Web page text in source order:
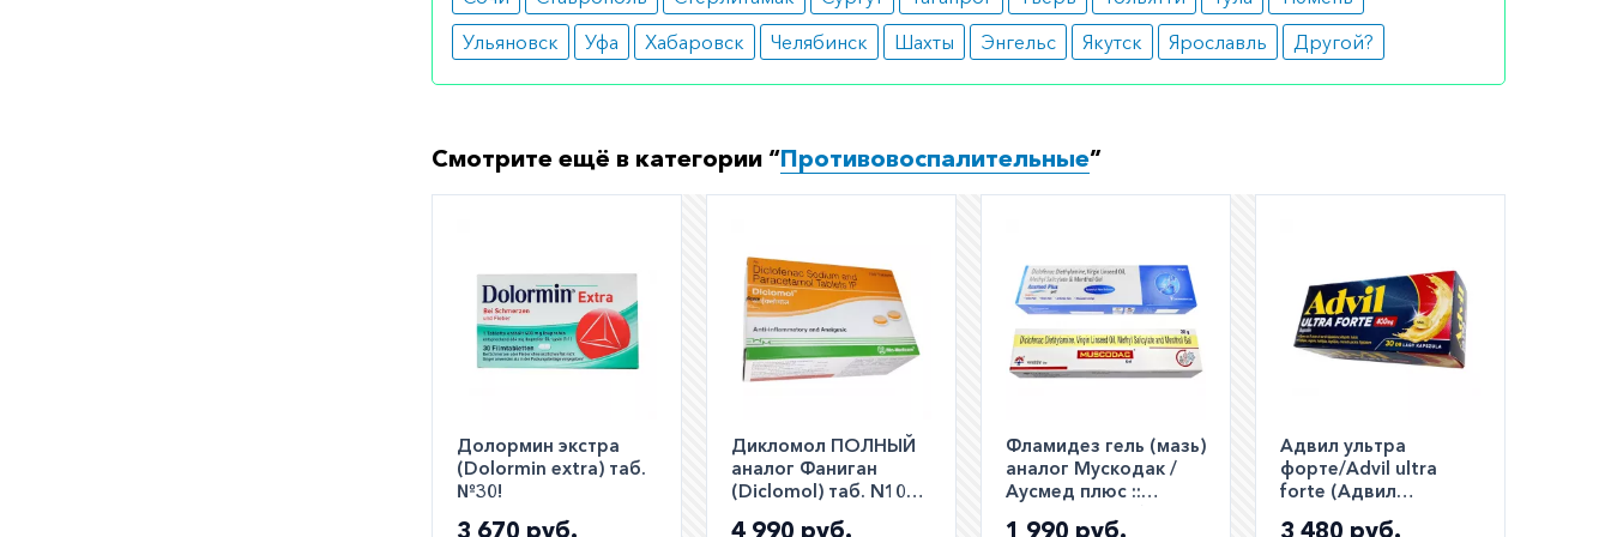
Ульяновск
Уфа Хабаровск Челябинск Шахты Энгельс Якутск Ярославль Другой?
Смотрите ещё в категории “Противовоспалительные”
Долормин экстра
(Dolormin extra) таб.
№30!
3 670 руб.
Дикломол ПОЛНЫЙ
аналог Фаниган
(Diclomol) таб. N100
4 990 руб.
Фламидез гель (мазь)
аналог Мускодак /
Аусмед плюс ::
Muscodac GM /
1 990 руб.
Адвил ультра
форте/Advil ultra
forte (Адвил
Максимум) капс. №30
3 480 руб.